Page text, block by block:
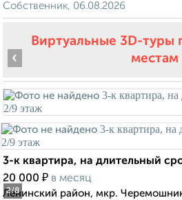
Собственник, 06.08.2026
Виртуальные 3D-туры
местам
2/8
‹
3-к квартира, на длительный
20 000 ₽ в месяц
Ленинский район, мкр.